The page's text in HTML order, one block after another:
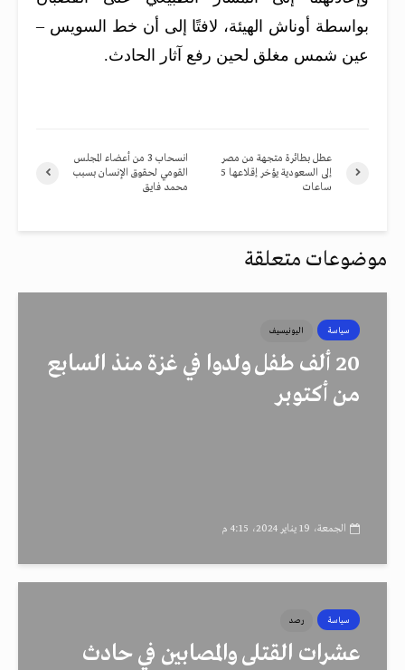
بواسطة أوناش الهيئة، لافتًا إلى أن خط السويس –
عين شمس مغلق لحين رفع آثار الحادث.
انسحاب 3 من أعضاء المجلس
القومي لحقوق الإنسان بسبب
محمد فايق
عطل بطائرة متجهة من مصر
إلى السعودية يؤخر إقلاعها 5
ساعات
موضوعات متعلقة
سياسة اليونيسيف
20 ألف طفل ولدوا في غزة منذ السابع
من أكتوبر
الجمعة، 19 يناير 2024، 4:15 م
سياسة رصد
عشرات القتلى والمصابين في حادث